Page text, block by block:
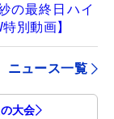
の最終日ハイ
別動画】
ニュース一覧
大会